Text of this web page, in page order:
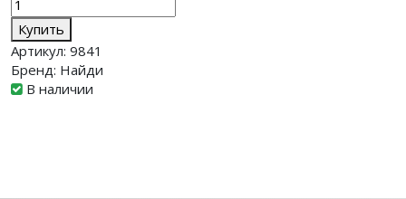
Купить
Артикул: 9841
Бренд: Найди
В наличии